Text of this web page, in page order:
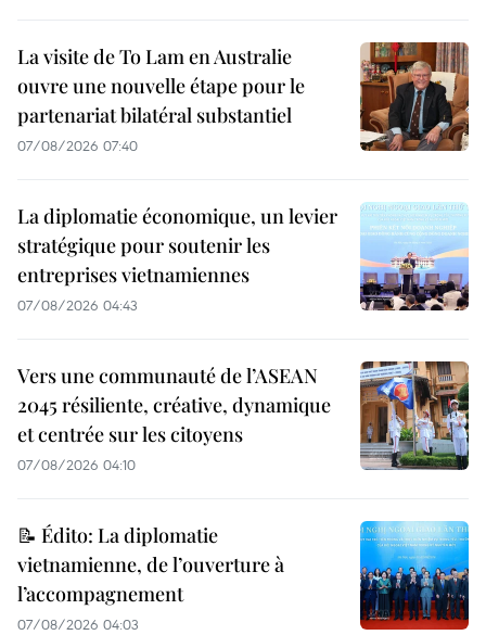
La visite de To Lam en Australie
ouvre une nouvelle étape pour le
partenariat bilatéral substantiel
07/08/2026 07:40
La diplomatie économique, un levier
stratégique pour soutenir les
entreprises vietnamiennes
07/08/2026 04:43
Vers une communauté de l’ASEAN
2045 résiliente, créative, dynamique
et centrée sur les citoyens
07/08/2026 04:10
📝 Édito: La diplomatie
vietnamienne, de l’ouverture à
l’accompagnement
07/08/2026 04:03